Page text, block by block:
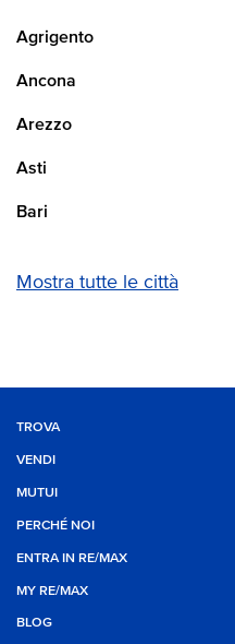
Agrigento
Ancona
Arezzo
Asti
Bari
Mostra tutte le città
TROVA
VENDI
MUTUI
PERCHÉ NOI
ENTRA IN RE/MAX
MY RE/MAX
BLOG